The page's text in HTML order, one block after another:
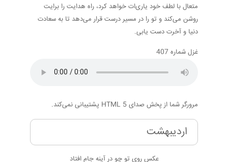
متعال با لطف خود یاری‌ات خواهد کرد، راه هدایت را برایت
روشن می‌کند و تو را در مسیر درست قرار می‌دهد تا به سعادت
دنیا و آخرت دست یابی.
غزل شماره 407
مرورگر شما از پخش صدای HTML 5 پشتیبانی نمی‌کند.
اردیبهشت
عکس روی تو چو در آینه جام افتاد